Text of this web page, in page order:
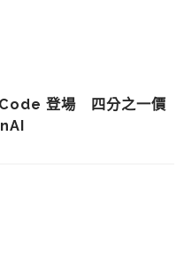
登場 四分之一價